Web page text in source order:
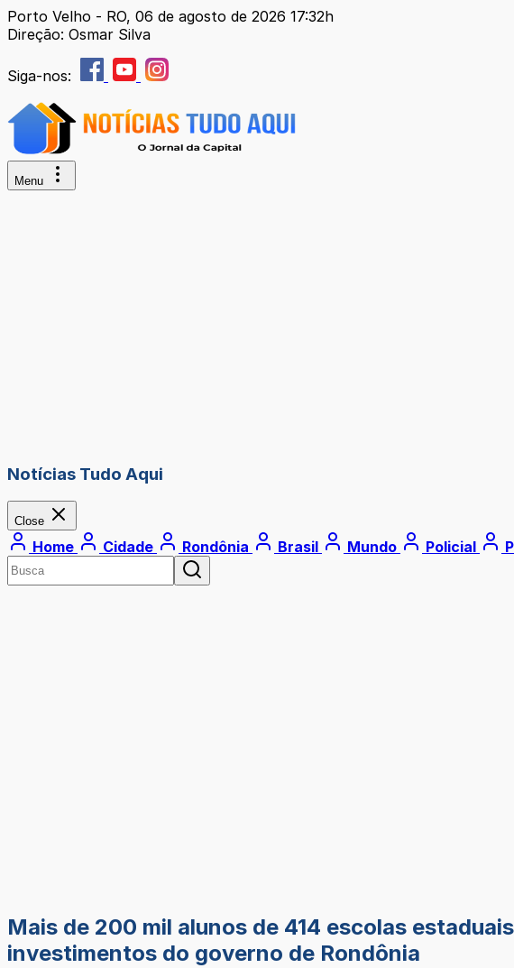
Porto Velho - RO, 06 de agosto de 2026 17:32h
Direção: Osmar Silva
Siga-nos:
Menu
Notícias Tudo Aqui
Close
Home Cidade Rondônia Brasil Mundo Policial
Mais de 200 mil alunos de 414 escolas
investimentos do governo de Rondônia